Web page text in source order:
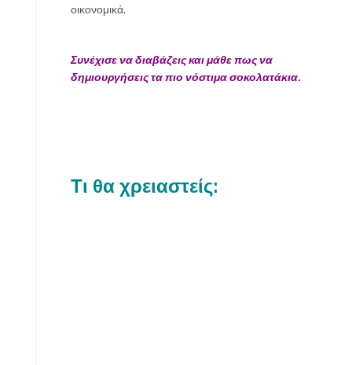
οικονομικά.
Συνέχισε να διαβάζεις και μάθε πως να
δημιουργήσεις τα πιο νόστιμα σοκολατάκια.
Τι θα χρειαστείς: